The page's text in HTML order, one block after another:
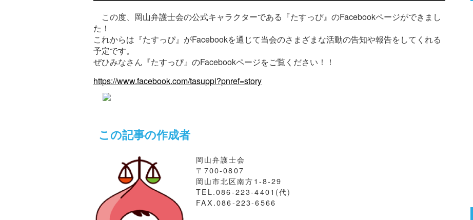
この度、岡山弁護士会の公式キャラクターである『たすっぴ』のFacebookページができまし
た！
これからは『たすっぴ』がFacebookを通じて当会のさまざまな活動の告知や報告をしてくれる
予定です。
ぜひみなさん『たすっぴ』のFacebookページをご覧ください！！
https://www.facebook.com/tasuppi?pnref=story
この記事の作成者
岡山弁護士会
〒700-0807
岡山市北区南方1-8-29
TEL.086-223-4401(代)
FAX.086-223-6566